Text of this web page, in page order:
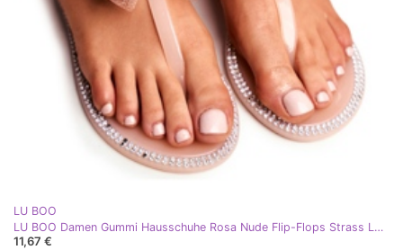
LU BOO
LU BOO Damen Gummi Hausschuhe Rosa Nude Flip-Flops Strass Lou beige silber
11,67 €